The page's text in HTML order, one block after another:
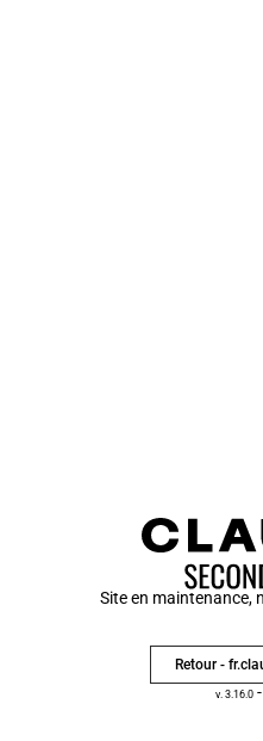
Site en maintenance,
Retour -
v. 3.16.0-